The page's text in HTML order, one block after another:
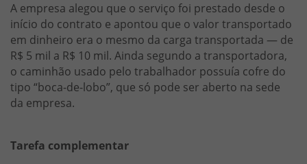
A empresa alegou que o serviço foi prestado desde o
início do contrato e apontou que o valor transportado
em dinheiro era o mesmo da carga transportada — de
R$ 5 mil a R$ 10 mil. Ainda segundo a transportadora,
o caminhão usado pelo trabalhador possuía cofre do
tipo “boca-de-lobo”, que só pode ser aberto na sede
da empresa.
Tarefa complementar